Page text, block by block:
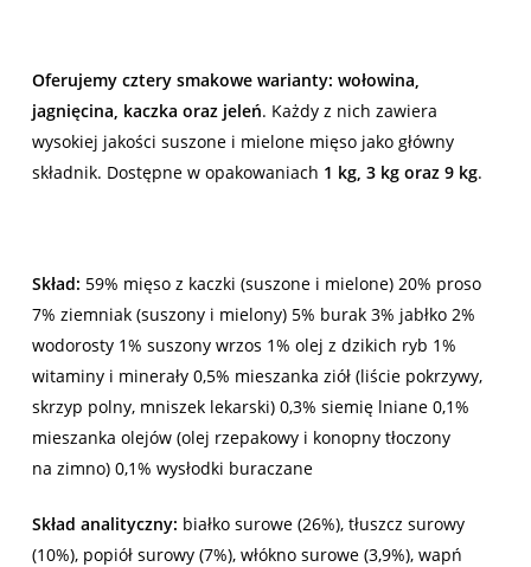
Oferujemy cztery smakowe warianty: wołowina,
jagnięcina, kaczka oraz jeleń. Każdy z nich zawiera
wysokiej jakości suszone i mielone mięso jako główny
składnik. Dostępne w opakowaniach 1 kg, 3 kg oraz 9 kg.
Skład: 59% mięso z kaczki (suszone i mielone) 20% proso
7% ziemniak (suszony i mielony) 5% burak 3% jabłko 2%
wodorosty 1% suszony wrzos 1% olej z dzikich ryb 1%
witaminy i minerały 0,5% mieszanka ziół (liście pokrzywy,
skrzyp polny, mniszek lekarski) 0,3% siemię lniane 0,1%
mieszanka olejów (olej rzepakowy i konopny tłoczony
na zimno) 0,1% wysłodki buraczane
Skład analityczny: białko surowe (26%), tłuszcz surowy
(10%), popiół surowy (7%), włókno surowe (3,9%), wapń